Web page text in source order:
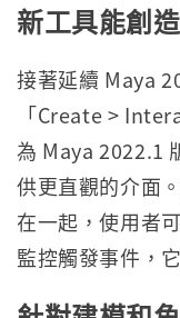
新工具能創
接著延續 Maya
「Create >
為 Maya 2022.1
供更直觀的介面
在一起，使用者
監控觸發事件，